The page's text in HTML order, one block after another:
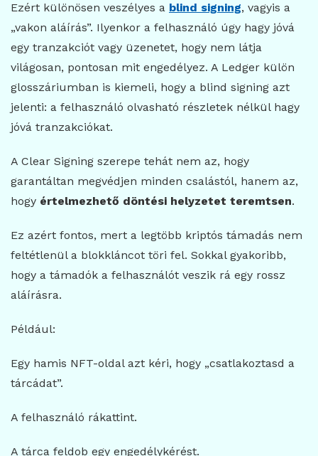
Ezért különösen veszélyes a blind signing, vagyis a
„vakon aláírás”. Ilyenkor a felhasználó úgy hagy jóvá
egy tranzakciót vagy üzenetet, hogy nem látja
világosan, pontosan mit engedélyez. A Ledger külön
glosszáriumban is kiemeli, hogy a blind signing azt
jelenti: a felhasználó olvasható részletek nélkül hagy
jóvá tranzakciókat.
A Clear Signing szerepe tehát nem az, hogy
garantáltan megvédjen minden csalástól, hanem az,
hogy értelmezhető döntési helyzetet teremtsen.
Ez azért fontos, mert a legtöbb kriptós támadás nem
feltétlenül a blokkláncot töri fel. Sokkal gyakoribb,
hogy a támadók a felhasználót veszik rá egy rossz
aláírásra.
Például:
Egy hamis NFT-oldal azt kéri, hogy „csatlakoztasd a
tárcádat”.
A felhasználó rákattint.
A tárca feldob egy engedélykérést.